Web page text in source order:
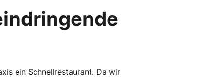
ein Schnellrestaurant. Da wir